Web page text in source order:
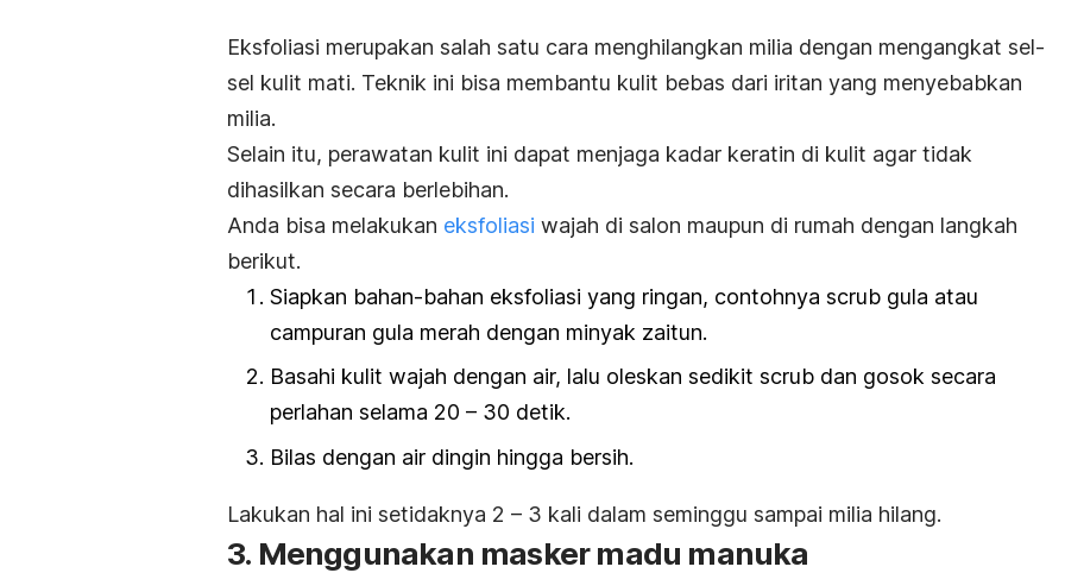
Eksfoliasi merupakan salah satu cara menghilangkan milia dengan mengangkat sel-
sel kulit mati. Teknik ini bisa membantu kulit bebas dari iritan yang menyebabkan
milia.
Selain itu, perawatan kulit ini dapat menjaga kadar keratin di kulit agar tidak
dihasilkan secara berlebihan.
Anda bisa melakukan eksfoliasi wajah di salon maupun di rumah dengan langkah
berikut.
Siapkan bahan-bahan eksfoliasi yang ringan, contohnya scrub gula atau
campuran gula merah dengan minyak zaitun.
Basahi kulit wajah dengan air, lalu oleskan sedikit scrub dan gosok secara
perlahan selama 20 – 30 detik.
Bilas dengan air dingin hingga bersih.
Lakukan hal ini setidaknya 2 – 3 kali dalam seminggu sampai milia hilang.
3. Menggunakan masker madu manuka